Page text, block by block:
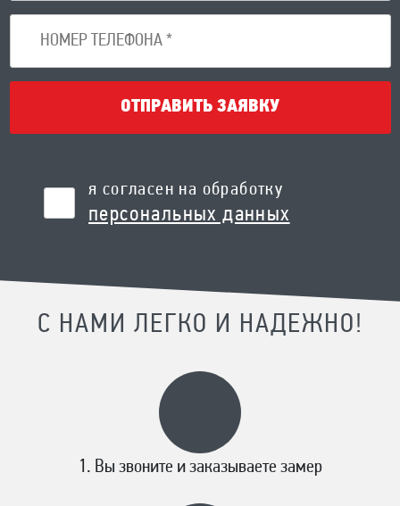
ОТПРАВИТЬ ЗАЯВКУ
я согласен на обработку
персональных данных
С НАМИ ЛЕГКО И НАДЕЖНО!
Вы звоните и заказываете замер